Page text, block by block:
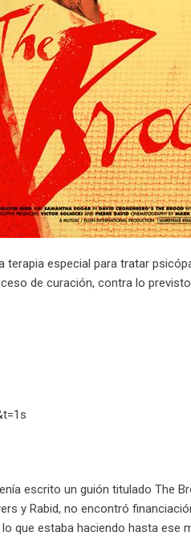
terapia especial para tratar
de curación, contra lo
escrito un guión titulado The
y Rabid, no encontró
que estaba haciendo hasta ese